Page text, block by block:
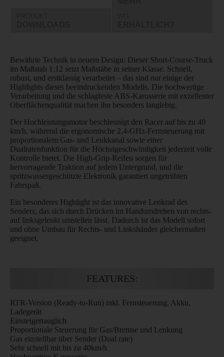
Bewährte Technik in neuem Design: Dieser Short-Course-Truck
im Maßstab 1:12 setzt Maßstäbe in seiner Klasse. Schnell,
robust, und erstklassig verarbeitet – das sind nur einige der
Highlights dieses beeindruckenden Modells. Die hochwertige
Verarbeitung und die schlagfeste ABS-Karosserie mit exzellenter
Oberflächenqualität machen ihn besonders langlebig.
Der Hochleistungsmotor beschleunigt den Racer auf bis zu 40
km/h, während die ergonomische 2,4-GHz-Fernsteuerung mit
proportionalem Gas- und Lenkkanal sowie einer
Dualratenfunktion für die Höchstgeschwindigkeit jederzeit volle
Kontrolle bietet. Die High-Grip-Reifen sorgen für
hervorragende Traktion auf jedem Untergrund, und die
spritzwassergeschützte Elektronik garantiert ungetrübten
Fahrspaß.
Ein besonderes Highlight ist das innovative Lenkrad des
Senders, das sich durch Drücken im Handumdrehen von rechts-
auf linksgelenkt umstellen lässt. Dadurch ist das Modell sofort
und ohne Umbau für Rechts- und Linkshänder gleichermaßen
geeignet.
FEATURES:
RTR-Version (Ready-to-Run) inkl. Fernsteuerung, Akku,
Ladegerät
Einsteigertauglich
Proportionale Steuerung für Gas/Bremse und Lenkung
Gas einstellbar über Sender (Dual rate)
Sehr schnell mit bis zu 40km/h